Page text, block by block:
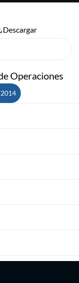
Operaciones
Descargar